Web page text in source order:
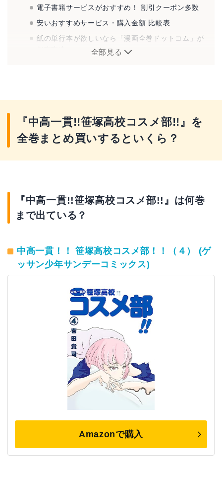
電子書籍サービスがおすすめ！ 割引クーポン多数
安いおすすめサービス・購入金額 比較表
紙の単行本が欲しいなら「漫画全巻ドットコム」が
全部見る
『中高一貫!!笹塚高校コスメ部!!』を
全巻まとめ買いするといくら？
『中高一貫!!笹塚高校コスメ部!!』は何巻
まで出ている？
中高一貫！！ 笹塚高校コスメ部！！（４） (ゲ
ッサン少年サンデーコミックス)
Amazonで購入